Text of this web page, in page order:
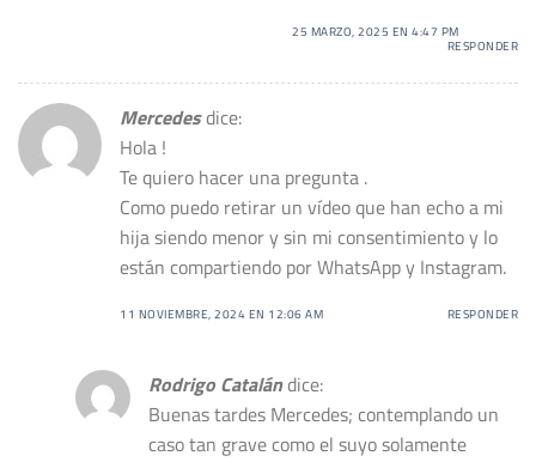
25 MARZO, 2025 EN 4:47 PM
RESPONDER
Mercedesdice:
Hola !
Te quiero hacer una pregunta .
Como puedo retirar un vídeo que han echo a mi
hija siendo menor y sin mi consentimiento y lo
están compartiendo por WhatsApp y Instagram.
11 NOVIEMBRE, 2024 EN 12:06 AM RESPONDER
Rodrigo Catalándice:
Buenas tardes Mercedes; contemplando un
caso tan grave como el suyo solamente